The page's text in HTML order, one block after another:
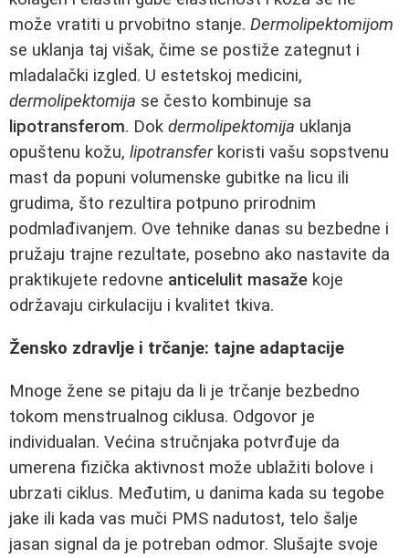
može vratiti u prvobitno stanje. Dermolipektomijom
se uklanja taj višak, čime se postiže zategnut i
mladalački izgled. U estetskoj medicini,
dermolipektomija se često kombinuje sa
lipotransferom. Dok dermolipektomija uklanja
opuštenu kožu, lipotransferkoristi vašu sopstvenu
mast da popuni volumenske gubitke na licu ili
grudima, što rezultira potpuno prirodnim
podmlađivanjem. Ove tehnike danas su bezbedne i
pružaju trajne rezultate, posebno ako nastavite da
praktikujete redovne anticelulit masaže koje
održavaju cirkulaciju i kvalitet tkiva.
Žensko zdravlje i trčanje: tajne adaptacije
Mnoge žene se pitaju da li je trčanje bezbedno
tokom menstrualnog ciklusa. Odgovor je
individualan. Većina stručnjaka potvrđuje da
umerena fizička aktivnost može ublažiti bolove i
ubrzati ciklus. Međutim, u danima kada su tegobe
jake ili kada vas muči PMS nadutost, telo šalje
jasan signal da je potreban odmor. Slušajte svoje